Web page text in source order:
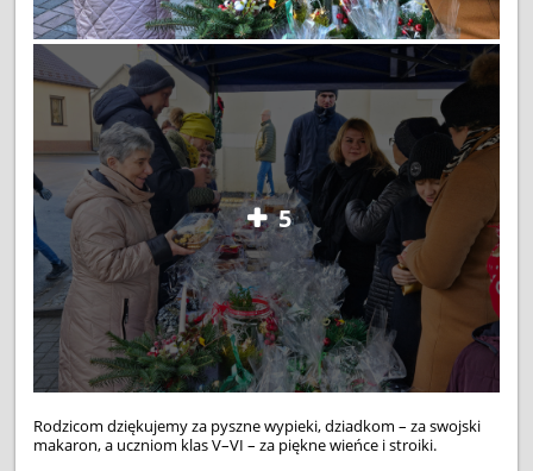
5
Rodzicom dziękujemy za pyszne wypieki, dziadkom – za swojski
makaron, a uczniom klas V–VI – za piękne wieńce i stroiki.